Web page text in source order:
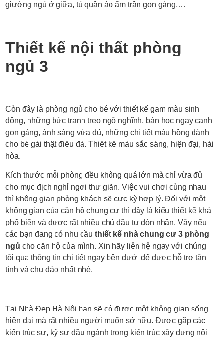
giường ngủ ở giữa, tủ quần áo ấm trần gọn gàng,…
Thiết kế nội thất phòng
ngủ 3
Còn đây là phòng ngủ cho bé với thiết kế gam màu sinh
động, những bức tranh treo ngộ nghĩnh, bàn học ngay cạnh
gọn gàng, ánh sáng vừa đủ, những chi tiết màu hồng dành
cho bé gái thật điều đà. Thiết kế màu sắc sáng, hiện đại, hài
hòa.
Kích thước mỗi phòng đều không quá lớn mà chỉ vừa đủ
cho mục địch nghỉ ngơi thư giãn. Việc vui chơi cùng nhau
thì không gian phòng khách sẽ cực kỳ hợp lý. Đối với một
không gian của căn hộ chung cư thì đây là kiểu thiết kế khá
phổ biến và được rất nhiều chủ đầu tư đón nhận. Vậy nếu
các bạn đang có nhu cầu thiết kế nhà chung cư 3 phòng
ngủ cho căn hộ của mình. Xin hãy liên hệ ngay với chúng
tôi qua thông tin chi tiết ngay bên dưới để được hỗ trợ tận
tình và chu đáo nhất nhé.
Tại Nhà Đẹp Hà Nội bạn sẽ có được một không gian sống
hiện đại mà rất nhiều người muốn sở hữu. Được gặp các
kiến trúc sư, kỹ sư đầu ngành trong kiến trúc xây dựng nội